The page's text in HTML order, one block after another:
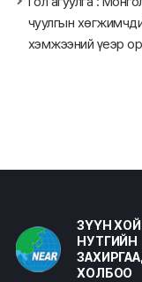
чуулгын
хэмжээний үеэр
ЗҮҮН
НУТГИЙН
ХОЛБОО